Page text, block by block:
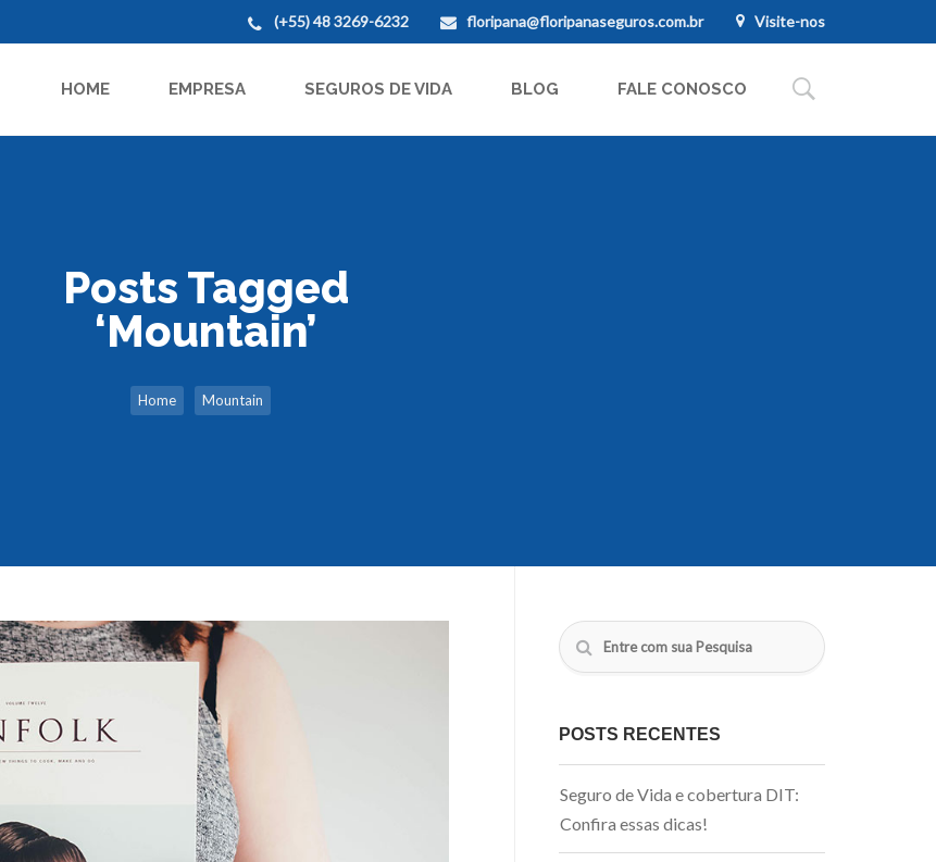
(+55) 48 3269-6232 floripana@floripanaseguros.com.br Visite-nos
HOME EMPRESA SEGUROS DE VIDA BLOG FALE CONOSCO
Posts Tagged
‘Mountain’
Home Mountain
POSTS RECENTES
Seguro de Vida e cobertura DIT:
Confira essas dicas!